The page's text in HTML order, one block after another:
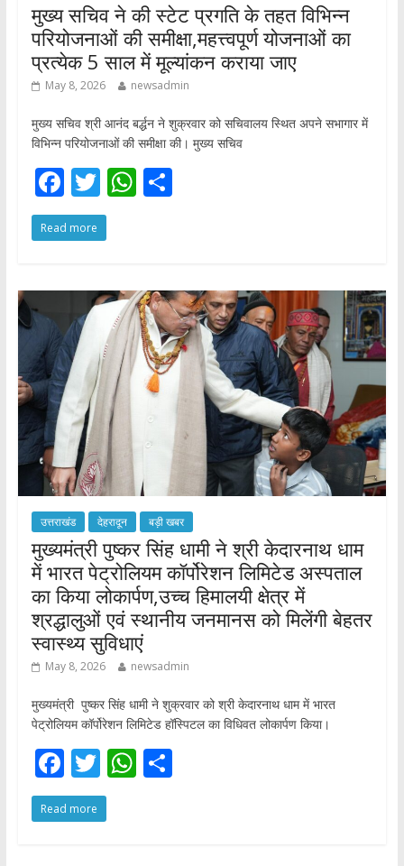
मुख्य सचिव ने की स्टेट प्रगति के तहत विभिन्न
परियोजनाओं की समीक्षा,महत्त्वपूर्ण योजनाओं का
प्रत्येक 5 साल में मूल्यांकन कराया जाए
May 8, 2026 newsadmin
मुख्य सचिव श्री आनंद बर्द्धन ने शुक्रवार को सचिवालय स्थित अपने सभागार में
विभिन्न परियोजनाओं की समीक्षा की। मुख्य सचिव
F
ac
e
o
o
k
T
w
itt
W
A
p
p
S
Read more
उत्तराखंड देहरादून बड़ी खबर
मुख्यमंत्री पुष्कर सिंह धामी ने श्री केदारनाथ धाम
में भारत पेट्रोलियम कॉर्पोरेशन लिमिटेड अस्पताल
का किया लोकार्पण,उच्च हिमालयी क्षेत्र में
श्रद्धालुओं एवं स्थानीय जनमानस को मिलेंगी बेहतर
स्वास्थ्य सुविधाएं
May 8, 2026 newsadmin
मुख्यमंत्री पुष्कर सिंह धामी ने शुक्रवार को श्री केदारनाथ धाम में भारत
पेट्रोलियम कॉर्पोरेशन लिमिटेड हॉस्पिटल का विधिवत लोकार्पण किया।
F
ac
e
T
w
itt
W S
Read more